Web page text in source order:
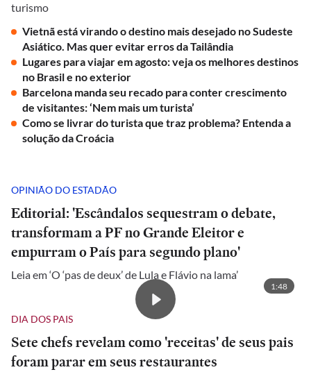
turismo
Vietnã está virando o destino mais desejado no Sudeste
Asiático. Mas quer evitar erros da Tailândia
Lugares para viajar em agosto: veja os melhores destinos
no Brasil e no exterior
Barcelona manda seu recado para conter crescimento
de visitantes: ‘Nem mais um turista’
Como se livrar do turista que traz problema? Entenda a
solução da Croácia
OPINIÃO DO ESTADÃO
Editorial: 'Escândalos sequestram o debate,
transformam a PF no Grande Eleitor e
empurram o País para segundo plano'
Leia em ‘O ‘pas de deux’ de Lula e Flávio na lama’
1:48
DIA DOS PAIS
Sete chefs revelam como 'receitas' de seus pais
foram parar em seus restaurantes